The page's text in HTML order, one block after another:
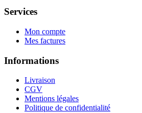
Services
Mon compte
Mes factures
Informations
Livraison
CGV
Mentions légales
Politique de confidentialité